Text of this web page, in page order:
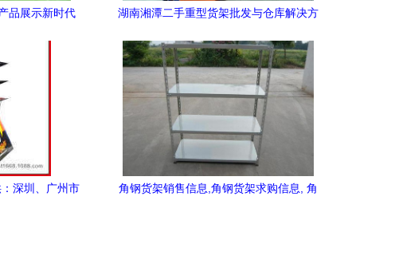
品展示新时代
湖南湘潭二手重型货架批发与仓库解决方
深圳、广州市
角钢货架销售信息,角钢货架求购信息, 角